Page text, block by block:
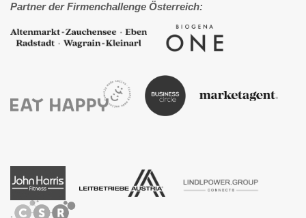
Partner der Firmenchallenge Österreich: